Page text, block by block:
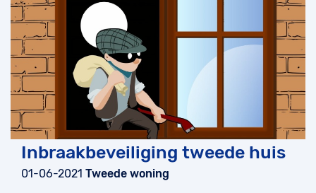
Inbraakbeveiliging tweede huis
01-06-2021 Tweede woning